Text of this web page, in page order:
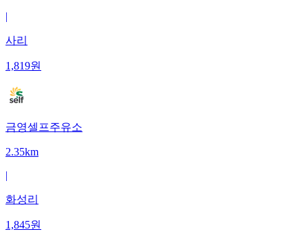
|
사리
1,819원
금영셀프주유소
2.35km
|
화성리
1,845원